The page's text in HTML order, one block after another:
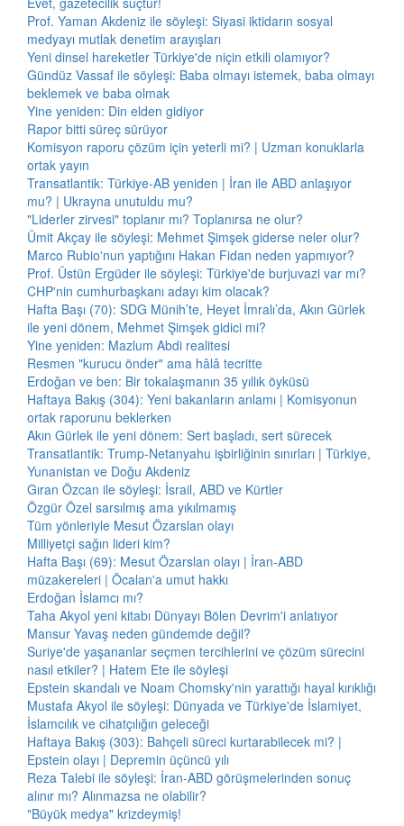
Prof. Yaman Akdeniz ile söyleşi: Siyasi iktidarın sosyal
medyayı mutlak denetim arayışları
Yeni dinsel hareketler Türkiye'de niçin etkili olamıyor?
Gündüz Vassaf ile söyleşi: Baba olmayı istemek, baba olmayı
beklemek ve baba olmak
Yine yeniden: Din elden gidiyor
Rapor bitti süreç sürüyor
Komisyon raporu çözüm için yeterli mi? | Uzman konuklarla
ortak yayın
Transatlantik: Türkiye-AB yeniden | İran ile ABD anlaşıyor
mu? | Ukrayna unutuldu mu?
"Liderler zirvesi" toplanır mı? Toplanırsa ne olur?
Ümit Akçay ile söyleşi: Mehmet Şimşek giderse neler olur?
Marco Rubio'nun yaptığını Hakan Fidan neden yapmıyor?
Prof. Üstün Ergüder ile söyleşi: Türkiye'de burjuvazi var mı?
CHP'nin cumhurbaşkanı adayı kim olacak?
Hafta Başı (70): SDG Münih’te, Heyet İmralı’da, Akın Gürlek
ile yeni dönem, Mehmet Şimşek gidici mi?
Yine yeniden: Mazlum Abdi realitesi
Resmen "kurucu önder" ama hâlâ tecritte
Erdoğan ve ben: Bir tokalaşmanın 35 yıllık öyküsü
Haftaya Bakış (304): Yeni bakanların anlamı | Komisyonun
ortak raporunu beklerken
Akın Gürlek ile yeni dönem: Sert başladı, sert sürecek
Transatlantik: Trump-Netanyahu işbirliğinin sınırları | Türkiye,
Yunanistan ve Doğu Akdeniz
Gıran Özcan ile söyleşi: İsrail, ABD ve Kürtler
Özgür Özel sarsılmış ama yıkılmamış
Tüm yönleriyle Mesut Özarslan olayı
Milliyetçi sağın lideri kim?
Hafta Başı (69): Mesut Özarslan olayı | İran-ABD
müzakereleri | Öcalan'a umut hakkı
Erdoğan İslamcı mı?
Taha Akyol yeni kitabı Dünyayı Bölen Devrim'i anlatıyor
Mansur Yavaş neden gündemde değil?
Suriye'de yaşananlar seçmen tercihlerini ve çözüm sürecini
nasıl etkiler? | Hatem Ete ile söyleşi
Epstein skandalı ve Noam Chomsky'nin yarattığı hayal kırıklığı
Mustafa Akyol ile söyleşi: Dünyada ve Türkiye'de İslamiyet,
İslamcılık ve cihatçılığın geleceği
Haftaya Bakış (303): Bahçeli süreci kurtarabilecek mi? |
Epstein olayı | Depremin üçüncü yılı
Reza Talebi ile söyleşi: İran-ABD görüşmelerinden sonuç
alınır mı? Alınmazsa ne olabilir?
"Büyük medya" krizdeymiş!